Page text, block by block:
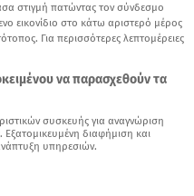
αναζήτησης
στιγμή πατώντας τον σύνδεσμο
εικονίδιο στο κάτω αριστερό μέρος
Για περισσότερες λεπτομέρειες
να παρασχεθούν τα
συσκευής για αναγνώριση
διαφήμιση και
υπηρεσιών.